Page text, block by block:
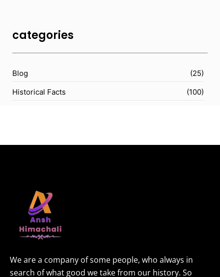
categories
Blog
(25)
Historical Facts
(100)
We are a company of some people, who always in
search of what good we take from our history. So